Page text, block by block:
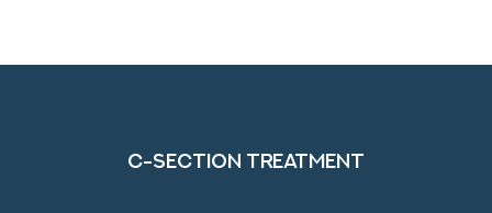
C-section treatment